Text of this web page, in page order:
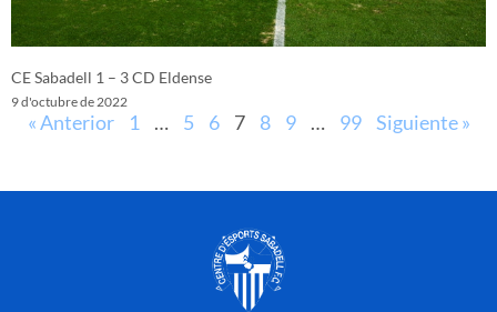
CE Sabadell 1 – 3 CD Eldense
9 d'octubre de 2022
« Anterior 1 … 5 6 7 8 9 … 99 Siguiente »